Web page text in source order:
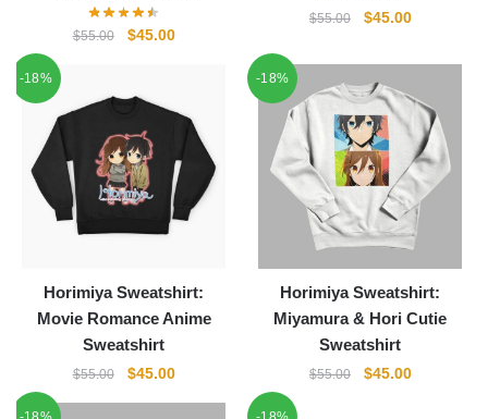
$55.00
Original
$55.00.
$45.00Current
$55.00
Original
was:
$55.00.
$45.00Current
is:
-18%
Horimiya Sweatshirt:
Movie Romance Anime
Sweatshirt
$55.00
Original
$45.00Current
-18%
Horimiya Sweatshirt:
Miyamura & Hori Cutie
Sweatshirt
$55.00
Original
$45.00Current